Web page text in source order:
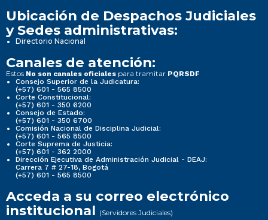
Ubicación de Despachos Judiciales
y Sedes administrativas:
Directorio Nacional
Canales de atención:
Estos No son canales oficiales para tramitar PQRSDF
Consejo Superior de la Judicatura:
(+57) 601 - 565 8500
Corte Constitucional:
(+57) 601 - 350 6200
Consejo de Estado:
(+57) 601 - 350 6700
Comisión Nacional de Disciplina Judicial:
(+57) 601 - 565 8500
Corte Suprema de Justicia:
(+57) 601 - 362 2000
Dirección Ejecutiva de Administración Judicial - DEAJ:
Carrera 7 # 27-18, Bogotá
(+57) 601 - 565 8500
Acceda a su correo electrónico
institucional (Servidores Judiciales)